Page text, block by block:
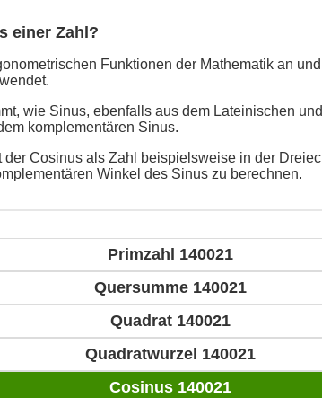
einer Zahl?
Funktionen der Mathematik an
wie Sinus, ebenfalls aus dem Lateinischen
komplementären Sinus.
der Cosinus als Zahl beispielsweise in der
Winkel des Sinus zu berechnen.
Primzahl 140021
Quersumme 140021
Quadrat 140021
Quadratwurzel 140021
Cosinus 140021